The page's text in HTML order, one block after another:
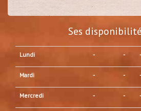
Ses
Lundi - - -
Mardi - - -
Mercredi - - -